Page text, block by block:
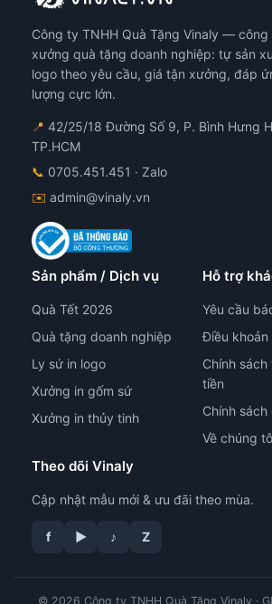
Công ty TNHH Quà Tặng Vinaly — công
xưởng quà tặng doanh nghiệp: tự sản
logo theo yêu cầu, giá tận xưởng, đáp
lượng cực lớn.
📍 42/25/18 Đường Số 9, P. Bình Hưng
TP.HCM
📞 0705.451.451 · Zalo
✉️ admin@vinaly.vn
Sản phẩm / Dịch vụ
Quà Tết 2026
Quà tặng doanh nghiệp
Ly sứ in logo
Xưởng in gốm sứ
Xưởng in thủy tinh
Hỗ trợ
Yêu cầu
Điều khoản
Chính
tiền
Chính sách
Về chúng
Theo dõi Vinaly
Cập nhật mẫu mới & ưu đãi theo mùa.
f ▶ ♪ Z
© 2026 Công ty TNHH Quà Tặng Vinaly ·